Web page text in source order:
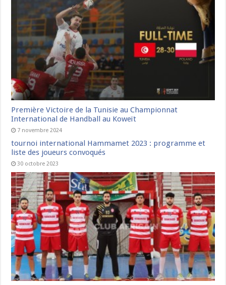
Première Victoire de la Tunisie au Championnat
International de Handball au Koweït
7 novembre 2024
tournoi international Hammamet 2023 : programme et
liste des joueurs convoqués
30 octobre 2023